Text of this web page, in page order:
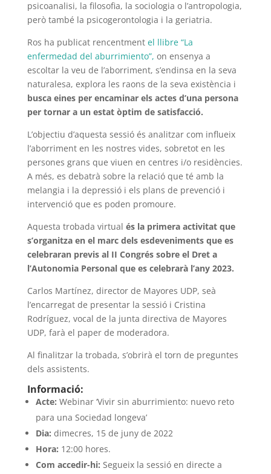
psicoanalisi, la filosofia, la sociologia o l’antropologia,
però també la psicogerontologia i la geriatria.
Ros ha publicat rencentment el llibre “La
enfermedad del aburrimiento”, on ensenya a
escoltar la veu de l’aborriment, s’endinsa en la seva
naturalesa, explora les raons de la seva existència i
busca eines per encaminar els actes d’una persona
per tornar a un estat òptim de satisfacció.
L’objectiu d’aquesta sessió és analitzar com influeix
l’aborriment en les nostres vides, sobretot en les
persones grans que viuen en centres i/o residències.
A més, es debatrà sobre la relació que té amb la
melangia i la depressió i els plans de prevenció i
intervenció que es poden promoure.
Aquesta trobada virtual és la primera activitat que
s’organitza en el marc dels esdeveniments que es
celebraran previs al II Congrés sobre el Dret a
l’Autonomia Personal que es celebrarà l’any 2023.
Carlos Martínez, director de Mayores UDP, seà
l’encarregat de presentar la sessió i Cristina
Rodríguez, vocal de la junta directiva de Mayores
UDP, farà el paper de moderadora.
Al finalitzar la trobada, s’obrirà el torn de preguntes
dels assistents.
Informació:
Acte: Webinar ‘Vivir sin aburrimiento: nuevo reto
para una Sociedad longeva’
Dia: dimecres, 15 de juny de 2022
Hora: 12:00 hores.
Com accedir-hi: Segueix la sessió en directe a